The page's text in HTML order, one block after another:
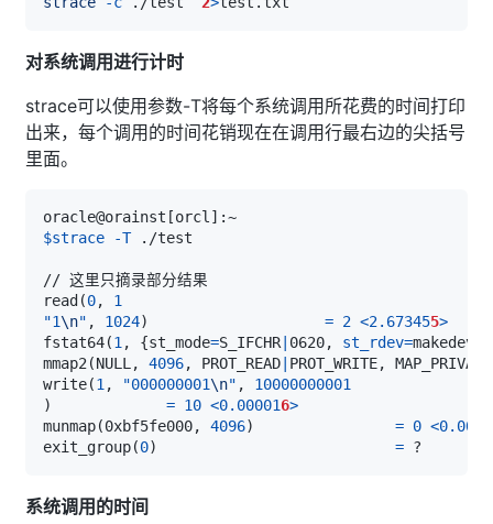
对系统调用进行计时
strace可以使用参数-T将每个系统调用所花费的时间打印
出来，每个调用的时间花销现在在调用行最右边的尖括号
里面。
oracle@orainst [orcl ]
$strace
-T
read (0, 1
"1\n" , 1024) = 2 <2.673455>
fstat64(1 , {st_mode=S_IFCHR 0620, st_rdev=makedev
mmap2 (NULL, 4096, PROT_READ PROT_WRITE, MAP_PRIVATE
write(1 , "000000001\n" , 10000000001
)
= 10 <0.000016>
munmap(0xbf5fe000, 4096) = 0 <
exit_group(0) =
系统调用的时间